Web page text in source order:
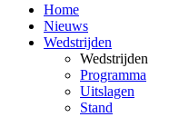
Home
Nieuws
Wedstrijden
Wedstrijden
Programma
Uitslagen
Stand